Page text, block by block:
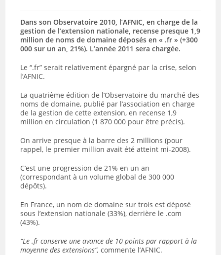
Dans son Observatoire 2010, l’AFNIC, en charge de la
gestion de l’extension nationale, recense presque 1,9
million de noms de domaine déposés en « .fr » (+300
000 sur un an, 21%). L’année 2011 sera chargée.
Le “.fr” serait relativement épargné par la crise, selon
l’AFNIC.
La quatrième édition de l’Observatoire du marché des
noms de domaine, publié par l’association en charge
de la gestion de cette extension, en recense 1,9
million en circulation (1 870 000 pour être précis).
On arrive presque à la barre des 2 millions (pour
rappel, le premier million avait été atteint mi-2008).
C’est une progression de 21% en un an
(correspondant à un volume global de 300 000
dépôts).
En France, un nom de domaine sur trois est déposé
sous l’extension nationale (33%), derrière le .com
(43%).
“Le .fr conserve une avance de 10 points par rapport à la
moyenne des extensions”,commente l’AFNIC.